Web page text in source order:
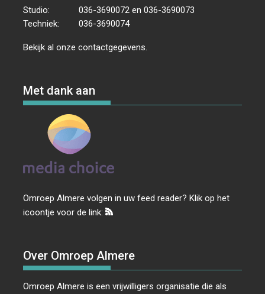
Studio:
036-3690072 en 036-3690073
Techniek:
036-3690074
Bekijk al onzecontactgegevens.
Met dank aan
Omroep Almere volgen in uw feed reader? Klik op het
icoontje voor de link:
Over Omroep Almere
Omroep Almere is een vrijwilligers organisatie die als